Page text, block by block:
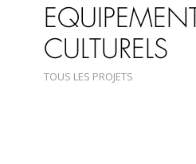
CULTURELS
TOUS LES PROJETS